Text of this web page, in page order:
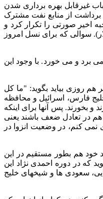
غیرقابل بهره برداری شدن
برداشت از منابع نفت مشترک
اخیر صورتی را تکرار کرد و
). سوالی که برای نسل امروز
می برد و می خورد. با وجود این
روزی بیاید بگوید: "ما کل
فارس، اسرائیل و محافظه
و بخورند. پس آنها برای اینکه
هم در تعادل ضعف باشند یعنی
نمی کنم، در وضعیت انزوا در
خود هم بطور مستقیم در این
که در دوره احمدی نژاد این
سعودی ها و شیخهای خلیج